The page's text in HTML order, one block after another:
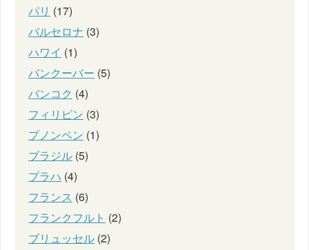
パリ (17)
バルセロナ (3)
ハワイ (1)
バンクーバー (5)
バンコク (4)
フィリピン (3)
プノンペン (1)
ブラジル (5)
プラハ (4)
フランス (6)
フランクフルト (2)
ブリュッセル (2)